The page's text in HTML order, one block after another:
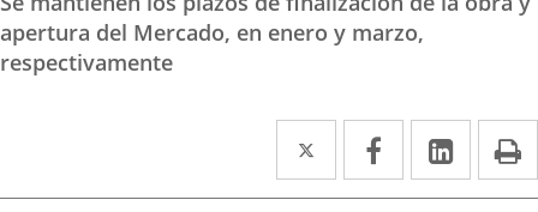
apertura del Mercado, en enero y marzo,
respectivamente
Twitter
Enlace
a
Facebook
Enlace
a
Enlace
a